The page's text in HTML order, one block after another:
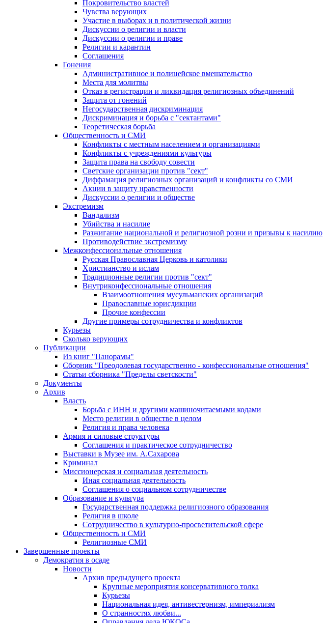
Покровительство властей
Чувства верующих
Участие в выборах и в политической жизни
Дискуссии о религии и власти
Дискуссии о религии и праве
Религии и карантин
Соглашения
Гонения
Административное и полицейское вмешательство
Места для молитвы
Отказ в регистрации и ликвидация религиозных объединений
Защита от гонений
Негосударственная дискриминация
Дискриминация и борьба с "сектантами"
Теоретическая борьба
Общественность и СМИ
Конфликты с местным населением и организациями
Конфликты с учреждениями культуры
Защита права на свободу совести
Светские организации против "сект"
Диффамация религиозных организаций и конфликты со СМИ
Акции в защиту нравственности
Дискуссии о религии и обществе
Экстремизм
Вандализм
Убийства и насилие
Разжигание национальной и религиозной розни и призывы к насилию
Противодействие экстремизму
Межконфессиональные отношения
Русская Православная Церковь и католики
Христианство и ислам
Традиционные религии против "сект"
Внутриконфессиональные отношения
Взаимоотношения мусульманских организаций
Православные юрисдикции
Прочие конфессии
Другие примеры сотрудничества и конфликтов
Курьезы
Сколько верующих
Публикации
Из книг "Панорамы"
Сборник "Преодолевая государственно - конфессиональные отношения"
Статьи сборника "Пределы светскости"
Документы
Архив
Власть
Борьба с ИНН и другими машиночитаемыми кодами
Место религии в обществе в целом
Религия и права человека
Армия и силовые структуры
Соглашения и практическое сотрудничество
Выставки в Музее им. А.Сахарова
Криминал
Миссионерская и социальная деятельность
Иная социальная деятельность
Соглашения о социальном сотрудничестве
Образование и культура
Государственная поддержка религиозного образования
Религия в школе
Сотрудничество в культурно-просветительской сфере
Общественность и СМИ
Религиозные СМИ
Завершенные проекты
Демократия в осаде
Новости
Архив предыдущего проекта
Крупные мероприятия консервативного толка
Курьезы
Национальная идея, антивестернизм, империализм
О странностях любви...